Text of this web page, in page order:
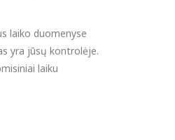
laiko duomenyse
yra jūsų kontrolėje.
laiku